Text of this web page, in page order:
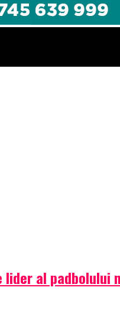
al padbolului